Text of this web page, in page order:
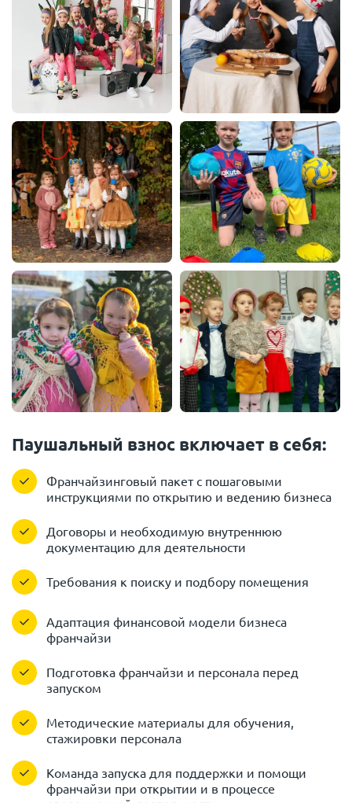
Паушальный взнос включает в себя:
Франчайзинговый пакет с пошаговыми
инструкциями по открытию и ведению бизнеса
Договоры и необходимую внутреннюю
документацию для деятельности
Требования к поиску и подбору помещения
Адаптация финансовой модели бизнеса
франчайзи
Подготовка франчайзи и персонала перед
запуском
Методические материалы для обучения,
стажировки персонала
Команда запуска для поддержки и помощи
франчайзи при открытии и в процессе